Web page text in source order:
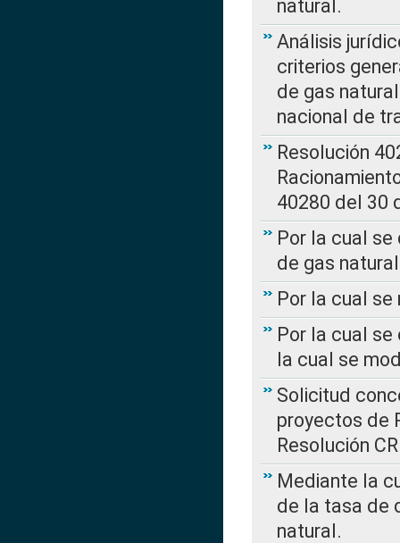
natural.
Análisis
criterios
de gas
nacional de
Resolución
40280 del 30
Por la cual
de gas natural
Por la cual se
Por la cual se
la cual se
Solicitud
proyectos de
Resolución
Mediante la
de la tasa de
natural.